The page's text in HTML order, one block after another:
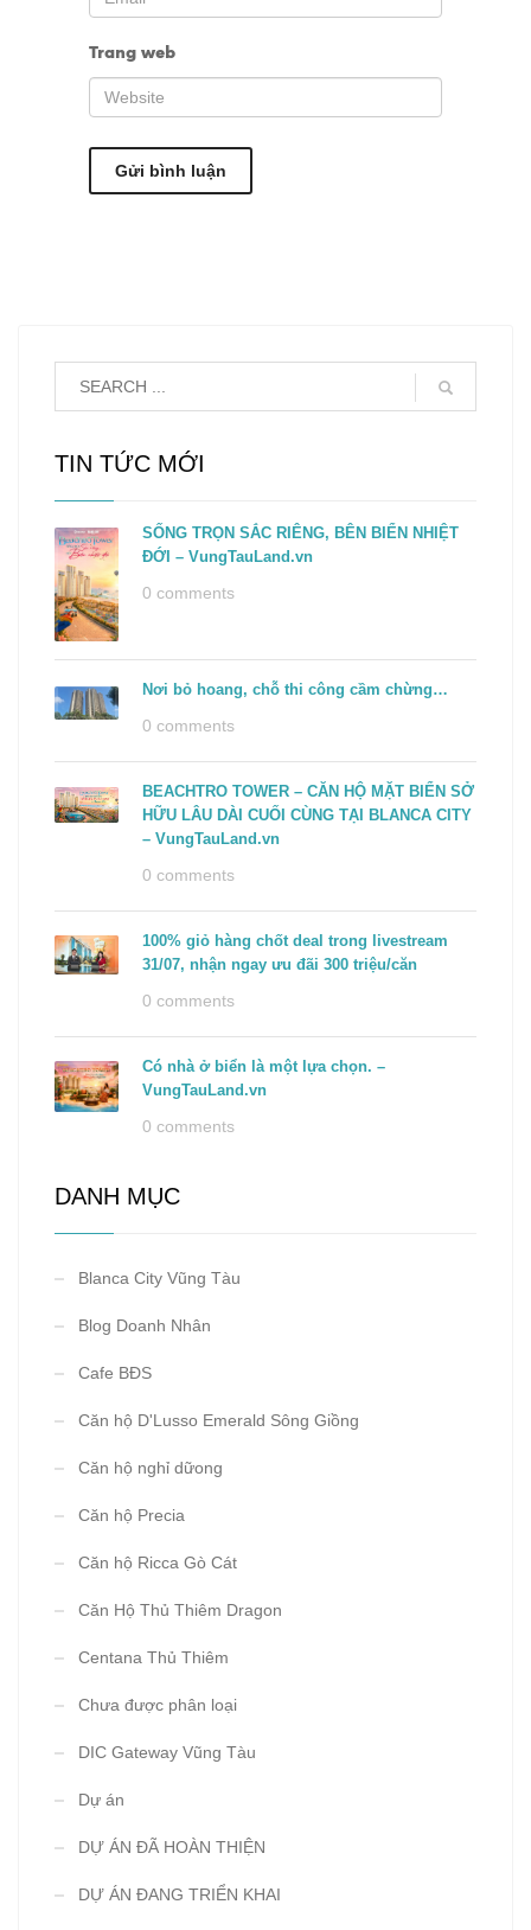
Trang web
TIN TỨC MỚI
SỐNG TRỌN SẮC RIÊNG, BÊN BIỂN NHIỆT
ĐỚI – VungTauLand.vn
0 comments
Nơi bỏ hoang, chỗ thi công cầm chừng…
0 comments
BEACHTRO TOWER – CĂN HỘ MẶT BIỂN SỞ
HỮU LÂU DÀI CUỐI CÙNG TẠI BLANCA CITY
– VungTauLand.vn
0 comments
100% giỏ hàng chốt deal trong livestream
31/07, nhận ngay ưu đãi 300 triệu/căn
0 comments
Có nhà ở biển là một lựa chọn. –
VungTauLand.vn
0 comments
DANH MỤC
Blanca City Vũng Tàu
Blog Doanh Nhân
Cafe BĐS
Căn hộ D'Lusso Emerald Sông Giồng
Căn hộ nghỉ dữong
Căn hộ Precia
Căn hộ Ricca Gò Cát
Căn Hộ Thủ Thiêm Dragon
Centana Thủ Thiêm
Chưa được phân loại
DIC Gateway Vũng Tàu
Dự án
DỰ ÁN ĐÃ HOÀN THIỆN
DỰ ÁN ĐANG TRIỂN KHAI